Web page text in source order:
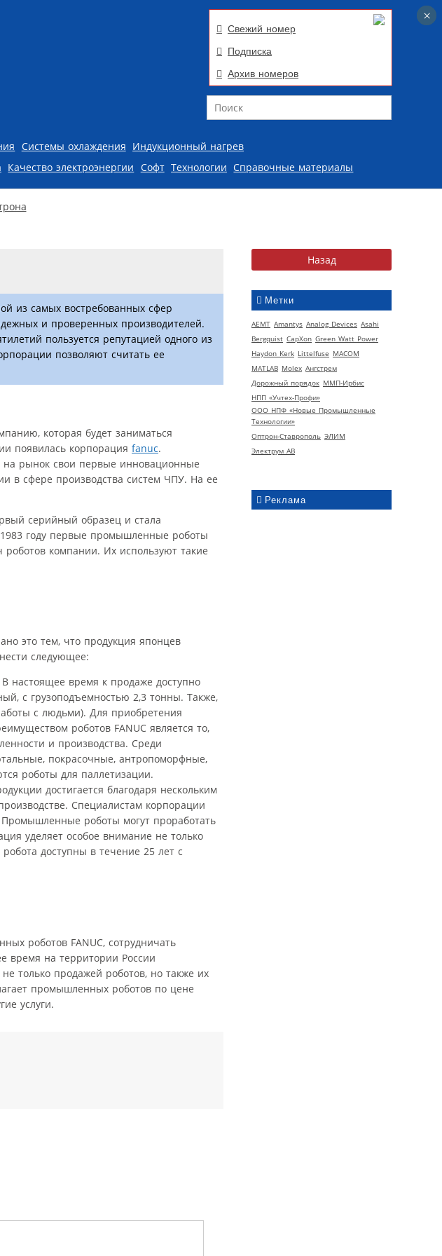
Свежий номер
Подписка
Архив номеров
Поиск
Системы охлаждения Индукционный нагрев
Качество электроэнергии Софт Технологии Справочные материалы
Метки
AEMT Amantys Analog Devices Asahi
Bergquist CapXon Green Watt Power
Haydon Kerk Littelfuse MACOM
MATLAB Molex Ангстрем
Дорожный порядок ММП-Ирбис
НПП «Учтех-Профи»
ООО НПФ «Новые Промышленные
Технологии»
Оптрон-Ставрополь ЭЛИМ
Электрум АВ
Реклама
из самых востребованных сфер
и проверенных производителей.
пользуется репутацией одного из
позволяют считать ее
которая будет заниматься
появилась корпорация fanuc.
на рынок свои первые инновационные
в сфере производства систем ЧПУ. На ее
серийный образец и стала
году первые промышленные роботы
компании. Их используют такие
это тем, что продукция японцев
следующее:
настоящее время к продаже доступно
с грузоподъемностью 2,3 тонны. Также,
с людьми). Для приобретения
роботов FANUC является то,
и производства. Среди
покрасочные, антропоморфные,
роботы для паллетизации.
достигается благодаря нескольким
Специалистам корпорации
Промышленные роботы могут проработать
уделяет особое внимание не только
доступны в течение 25 лет с
роботов FANUC, сотрудничать
время на территории России
только продажей роботов, но также их
промышленных роботов по цене
услуги.
×
×